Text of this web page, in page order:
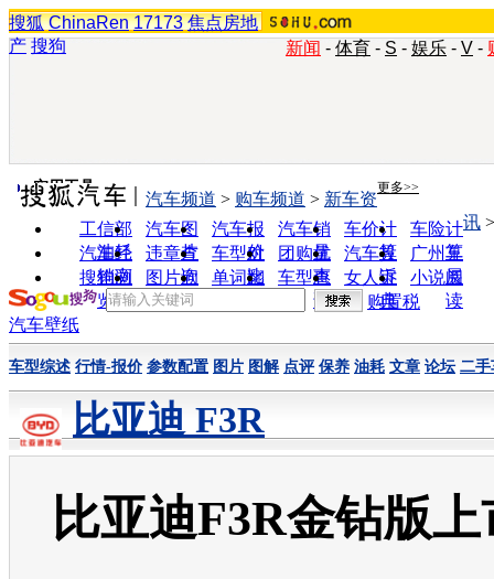
搜狐 ChinaRen 17173 焦点房地
产 搜狗 新闻 - 体育 - S - 娱乐 - V -
实用工具 更多>>
工信部
油耗
汽车图
片
汽车报
价
汽车销
量
车价计
算
车险计
算
汽车经
销商
违章查
询
车型对
比
团购优
惠
汽车投
诉
广州车
展
搜狗浏
览器
图片欣
赏
单词翻
车型查
询
女人宝
典
小说阅
读
汽车频道 > 购车频道 > 新车资
讯
购置税
汽车壁纸
车型综述 行情-报价 参数配置 图片 图解 点评 保养 油耗 文章 论坛 二手
比亚迪 F3R
比亚迪F3R金钻版